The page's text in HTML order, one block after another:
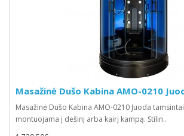
Masažinė Dušo Kabina AMO-0210
Masažinė Dušo Kabina AMO-0210 Juoda
montuojama į dešinį arba kairį kampą. Stilin..